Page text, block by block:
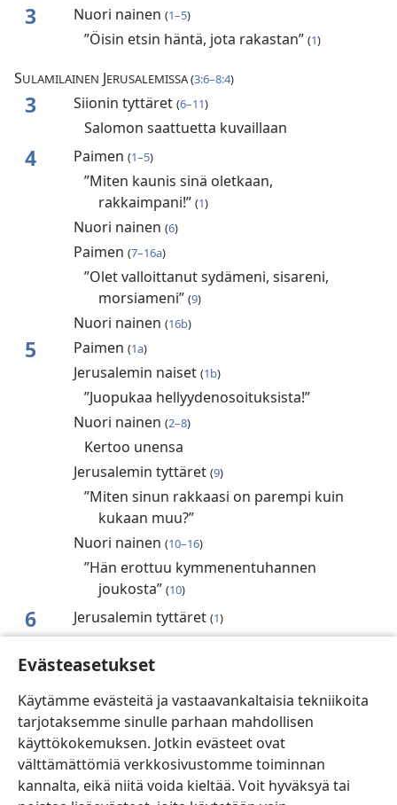
Evästeasetukset
Käytämme evästeitä ja vastaavankaltaisia tekniikoita
tarjotaksemme sinulle parhaan mahdollisen
käyttökokemuksen. Jotkin evästeet ovat
välttämättömiä verkkosivustomme toiminnan
kannalta, eikä niitä voida kieltää. Voit hyväksyä tai
3 Nuori nainen (1–5)
”Öisin etsin häntä, jota rakastan” (1)
SULAMILAINEN JERUSALEMISSA (3:6–8:4)
3 Siionin tyttäret (6–11)
Salomon saattuetta kuvaillaan
4 Paimen (1–5)
”Miten kaunis sinä oletkaan,
rakkaimpani!” (1)
Nuori nainen (6)
Paimen (7–16a)
”Olet valloittanut sydämeni, sisareni,
morsiameni” (9)
Nuori nainen (16b)
5 Paimen (1a)
Jerusalemin naiset (1b)
”Juopukaa hellyydenosoituksista!”
Nuori nainen (2–8)
Kertoo unensa
Jerusalemin tyttäret (9)
”Miten sinun rakkaasi on parempi kuin
kukaan muu?”
Nuori nainen (10–16)
”Hän erottuu kymmenentuhannen
joukosta” (10)
6 Jerusalemin tyttäret (1)
Nuori nainen
”Minä olen rakkaani oma, ja rakkaani on
Kuningas 4–10
”Olet kaunis kuin Tirsa”(4
Naisten sanoja lainataan( 10)
Nuori nainen(11, 12)